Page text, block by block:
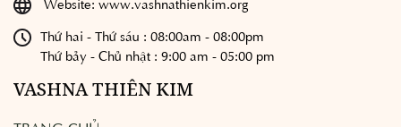
Thứ hai - Thứ sáu : 08:00am - 08:00pm
Thứ bảy - Chủ nhật : 9:00 am - 05:00 pm
VASHNA THIÊN KIM